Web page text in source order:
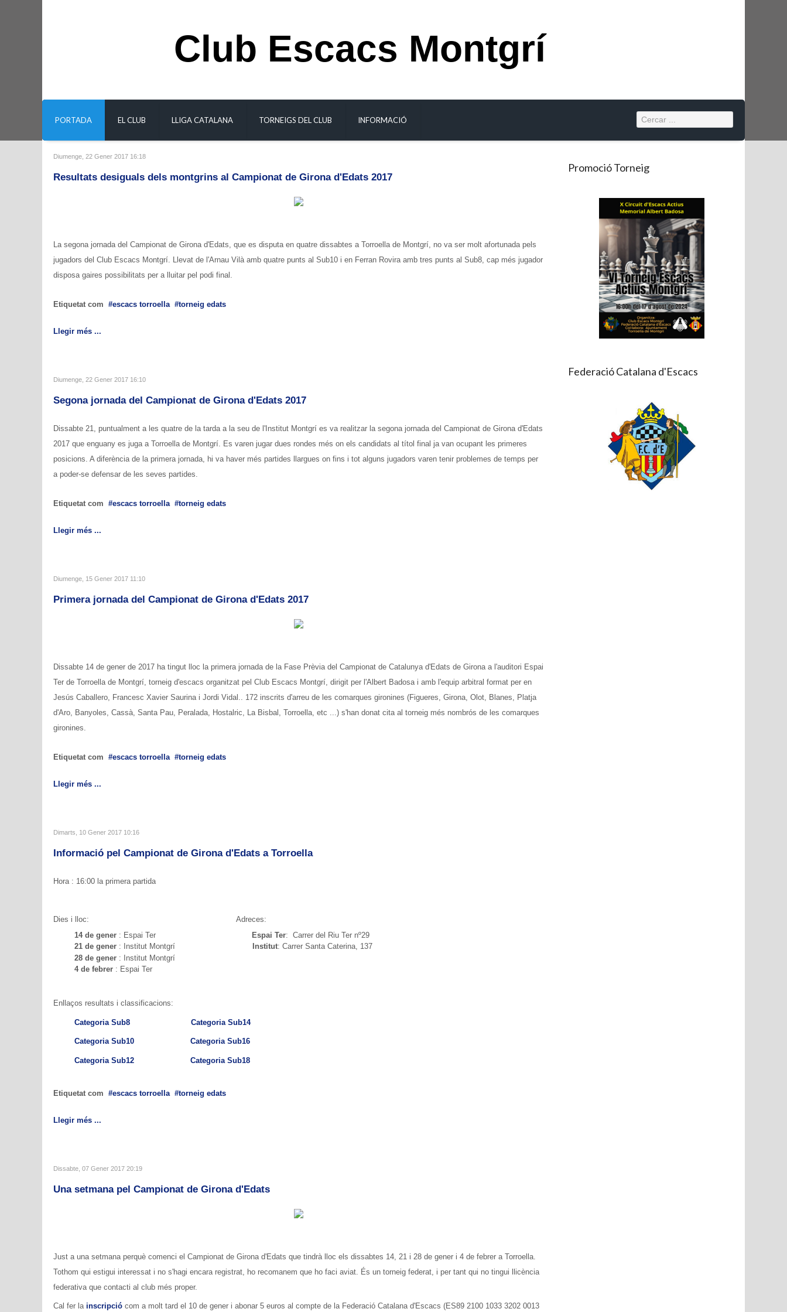
PORTADA EL CLUB LLIGA CATALANA TORNEIGS DEL CLUB INFORMACIÓ
Club Escacs Montgrí
Promoció Torneig
Federació Catalana d'Escacs
Diumenge, 22 Gener 2017 16:18
Resultats desiguals dels montgrins al Campionat de Girona d'Edats 2017
La segona jornada del Campionat de Girona d'Edats, que es disputa en quatre dissabtes a Torroella de Montgrí, no va ser molt afortunada pels
jugadors del Club Escacs Montgrí. Llevat de l'Arnau Vilà amb quatre punts al Sub10 i en Ferran Rovira amb tres punts al Sub8, cap més jugador
disposa gaires possibilitats per a lluitar pel podi final.
Etiquetat com escacs torroella torneig edats
Llegir més ...
Diumenge, 22 Gener 2017 16:10
Segona jornada del Campionat de Girona d'Edats 2017
Dissabte 21, puntualment a les quatre de la tarda a la seu de l'Institut Montgrí es va realitzar la segona jornada del Campionat de Girona d'Edats
2017 que enguany es juga a Torroella de Montgrí. Es varen jugar dues rondes més on els candidats al títol final ja van ocupant les primeres
posicions. A diferència de la primera jornada, hi va haver més partides llargues on fins i tot alguns jugadors varen tenir problemes de temps per
a poder-se defensar de les seves partides.
Etiquetat com escacs torroella torneig edats
Llegir més ...
Diumenge, 15 Gener 2017 11:10
Primera jornada del Campionat de Girona d'Edats 2017
Dissabte 14 de gener de 2017 ha tingut lloc la primera jornada de la Fase Prèvia del Campionat de Catalunya d'Edats de Girona a l'auditori Espai
Ter de Torroella de Montgrí, torneig d'escacs organitzat pel Club Escacs Montgrí, dirigit per l'Albert Badosa i amb l'equip arbitral format per en
Jesús Caballero, Francesc Xavier Saurina i Jordi Vidal.. 172 inscrits d'arreu de les comarques gironines (Figueres, Girona, Olot, Blanes, Platja
d'Aro, Banyoles, Cassà, Santa Pau, Peralada, Hostalric, La Bisbal, Torroella, etc ...) s'han donat cita al torneig més nombrós de les comarques
gironines.
Etiquetat com escacs torroella torneig edats
Llegir més ...
Dimarts, 10 Gener 2017 10:16
Informació pel Campionat de Girona d'Edats a Torroella
Hora : 16:00 la primera partida
Dies i lloc: Adreces:
14 de gener : Espai Ter Espai Ter: Carrer del Riu Ter nº29
21 de gener : Institut Montgrí Institut: Carrer Santa Caterina, 137
28 de gener : Institut Montgrí
4 de febrer : Espai Ter
Enllaços resultats i classificacions:
Categoria Sub8 Categoria Sub14
Categoria Sub10 Categoria Sub16
Categoria Sub12 Categoria Sub18
Etiquetat com escacs torroella torneig edats
Llegir més ...
Dissabte, 07 Gener 2017 20:19
Una setmana pel Campionat de Girona d'Edats
Just a una setmana perquè comenci el Campionat de Girona d'Edats que tindrà lloc els dissabtes 14, 21 i 28 de gener i 4 de febrer a Torroella.
Tothom qui estigui interessat i no s'hagi encara registrat, ho recomanem que ho faci aviat. És un torneig federat, i per tant qui no tingui llicència
federativa que contacti al club més proper.
Cal fer la inscripció com a molt tard el 10 de gener i abonar 5 euros al compte de la Federació Catalana d'Escacs (ES89 2100 1033 3202 0013